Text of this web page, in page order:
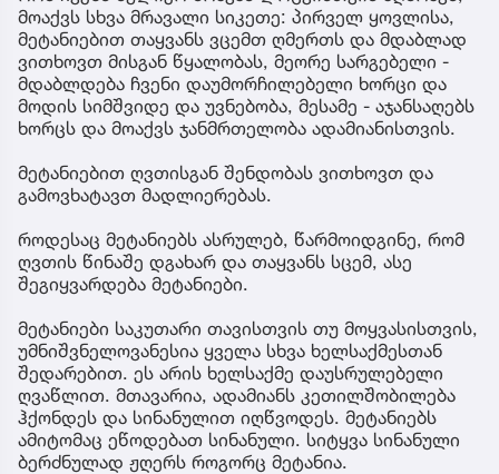
მოაქვს სხვა მრავალი სიკეთე: პირველ ყოვლისა,
მეტანიებით თაყვანს ვცემთ ღმერთს და მდაბლად
ვითხოვთ მისგან წყალობას, მეორე სარგებელი -
მდაბლდება ჩვენი დაუმორჩილებელი ხორცი და
მოდის სიმშვიდე და უვნებობა, მესამე - აჯანსაღებს
ხორცს და მოაქვს ჯანმრთელობა ადამიანისთვის.
მეტანიებით ღვთისგან შენდობას ვითხოვთ და
გამოვხატავთ მადლიერებას.
როდესაც მეტანიებს ასრულებ, წარმოიდგინე, რომ
ღვთის წინაშე დგახარ და თაყვანს სცემ, ასე
შეგიყვარდება მეტანიები.
მეტანიები საკუთარი თავისთვის თუ მოყვასისთვის,
უმნიშვნელოვანესია ყველა სხვა ხელსაქმესთან
შედარებით. ეს არის ხელსაქმე დაუსრულებელი
ღვაწლით. მთავარია, ადამიანს კეთილშობილება
ჰქონდეს და სინანულით იღწვოდეს. მეტანიებს
ამიტომაც ეწოდებათ სინანული. სიტყვა სინანული
ბერძნულად ჟღერს როგორც მეტანია.